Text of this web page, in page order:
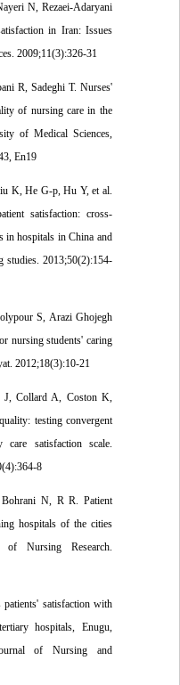
N, Rezaei‐Adaryani
in Iran: Issues
2009;11(3):326-31
R, Sadeghi T. Nurses'
of nursing care in the
of Medical Sciences,
En19
K, He G-p, Hu Y, et al.
satisfaction: cross-
in hospitals in China and
studies. 2013;50(2):154-
S, Arazi Ghojegh
nursing students' caring
2012;18(3):10-21
J, Collard A, Coston K,
quality: testing convergent
care satisfaction scale.
8
Bohrani N, R R. Patient
hospitals of the cities
of Nursing Research.
patients' satisfaction with
hospitals, Enugu,
Journal of Nursing and